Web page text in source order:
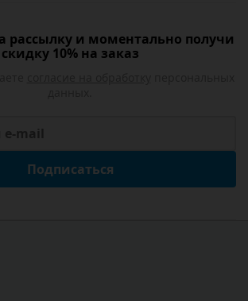
рассылку и моментально получи
скидку 10% на заказ
Подписаться